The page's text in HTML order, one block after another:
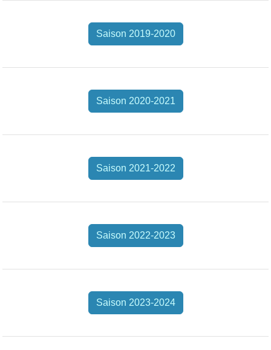
Saison 2019-2020
Saison 2020-2021
Saison 2021-2022
Saison 2022-2023
Saison 2023-2024